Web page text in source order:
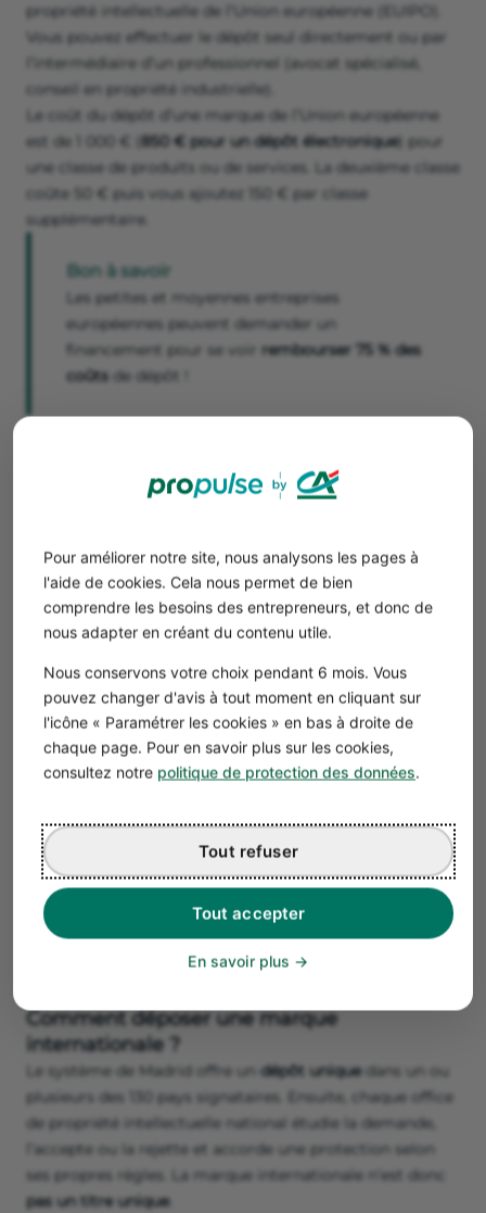
Pour améliorer notre site, nous analysons les pages à
l'aide de cookies. Cela nous permet de bien
comprendre les besoins des entrepreneurs, et donc de
nous adapter en créant du contenu utile.
Nous conservons votre choix pendant 6 mois. Vous
pouvez changer d'avis à tout moment en cliquant sur
l'icône « Paramétrer les cookies » en bas à droite de
chaque page. Pour en savoir plus sur les cookies,
consultez notre politique de protection des données.
Tout accepter
Tout refuser
En savoir plus
propriété intellectuelle de l’Union européenne (EUIPO).
Vous pouvez effectuer le dépôt seul directement ou par
l’intermédiaire d’un professionnel (avocat spécialisé,
conseil en propriété industrielle).
Le coût du dépôt d’une marque de l’Union européenne
est de 1 000 € ( 850 € pour un dépôt électronique) pour
une classe de produits ou de services. La deuxième classe
coûte 50 € puis vous ajoutez 150 € par classe
supplémentaire.
Bon à savoir
Les petites et moyennes entreprises
européennes peuvent demander un
financement pour se voir rembourser 75 % des
coûts de dépôt !
unique et centralisé. Elle s’applique
tiers peuvent engager une procédure d’opposition à
l’encontre de la marque, en cas d’atteinte à des droits
antérieurs.
Bon à savoir
Il est donc essentiel d’anticiper un litige en
procédant à une recherche d’antérioritésavant
le dépôt. Ceci permet d’apprécier les
similitudes entre deux marqueset peut se faire
propriété industrielle).
La protection
Le titre unique délivré accorde une protection pour 10
ans dans les 27 pays européens. Il est renouvelable tous
Comment déposer une marque
internationale ?
Le système de Madrid offre un dépôt uniquedans un ou
plusieurs des 130 pays signataires. Ensuite, chaque office
de propriété intellectuelle national étudie la demande,
l’accepte ou la rejette et accorde une protection selon
ses propres règles. La marque internationale n’est donc
pas un titre unique.